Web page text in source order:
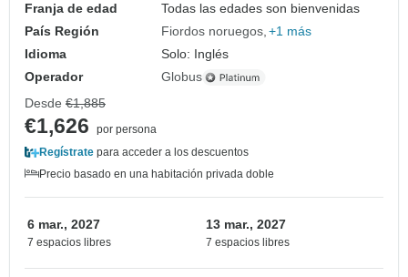
Franja de edad
Todas las edades son bienvenidas
País Región
Fiordos noruegos +1 más
Idioma
Solo: Inglés
Operador
Globus
Desde €1,885
€1,626
por persona
Regístrate para acceder a los descuentos
Precio basado en una habitación privada doble
6 mar., 2027
7 espacios libres
13 mar., 2027
7 espacios libres